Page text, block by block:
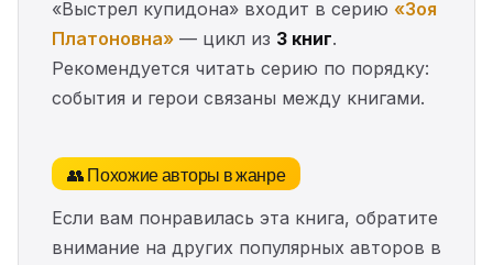
«Выстрел купидона» входит в серию «Зоя
Платоновна» — цикл из 3 книг.
Рекомендуется читать серию по порядку:
события и герои связаны между книгами.
👥 Похожие авторы в жанре
Если вам понравилась эта книга, обратите
внимание на других популярных авторов в